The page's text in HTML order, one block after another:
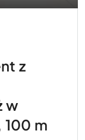
z
w
100 m